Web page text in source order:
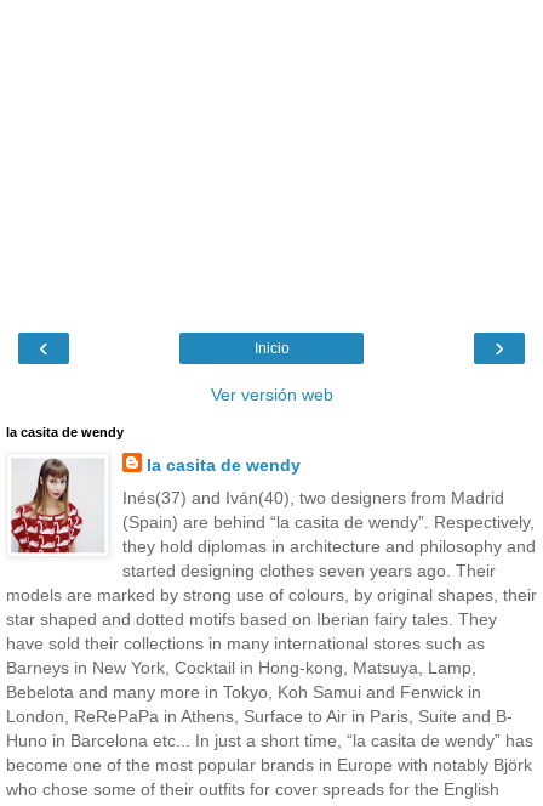
‹ ›
Inicio
Ver versión web
la casita de wendy
la casita de wendy
Inés(37) and Iván(40), two designers from Madrid
(Spain) are behind “la casita de wendy”. Respectively,
they hold diplomas in architecture and philosophy and
started designing clothes seven years ago. Their
models are marked by strong use of colours, by original shapes, their
star shaped and dotted motifs based on Iberian fairy tales. They
have sold their collections in many international stores such as
Barneys in New York, Cocktail in Hong-kong, Matsuya, Lamp,
Bebelota and many more in Tokyo, Koh Samui and Fenwick in
London, ReRePaPa in Athens, Surface to Air in Paris, Suite and B-
Huno in Barcelona etc... In just a short time, “la casita de wendy” has
become one of the most popular brands in Europe with notably Björk
who chose some of their outfits for cover spreads for the English